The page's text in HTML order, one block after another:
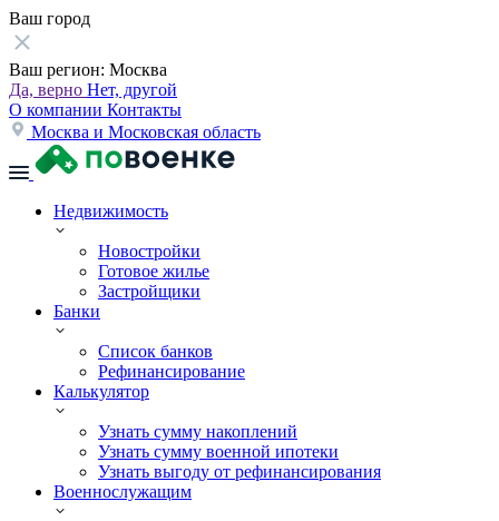
Ваш город
Ваш регион: Москва
Да, верно Нет, другой
О компании Контакты
Москва и Московская область
Недвижимость
Новостройки
Готовое жилье
Застройщики
Банки
Список банков
Рефинансирование
Калькулятор
Узнать сумму накоплений
Узнать сумму военной ипотеки
Узнать выгоду от рефинансирования
Военнослужащим